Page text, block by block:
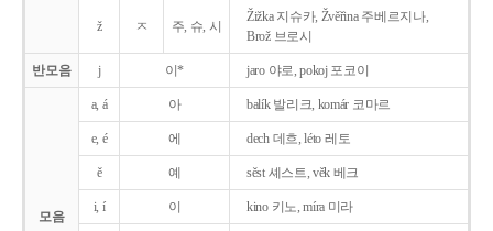
ž ㅈ 주, 슈, 시
Žižka 지슈카, Žvěřina 주베르지나,
Brož 브로시
반모음 j 이* jaro 야로, pokoj 포코이
모음
a, á 아 balík 발리크, komár 코마르
e, é 에 dech 데흐, léto 레토
ě 예 sěst 셰스트, věk 베크
i, í 이 kino 키노, míra 미라